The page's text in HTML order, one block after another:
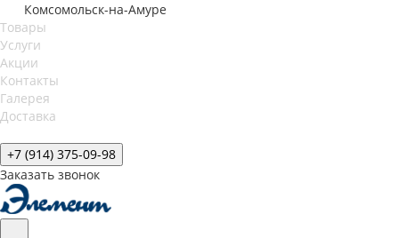
Комсомольск-на-Амуре
Товары
Услуги
Акции
Контакты
Галерея
Доставка
+7 (914) 375-09-98
Заказать звонок